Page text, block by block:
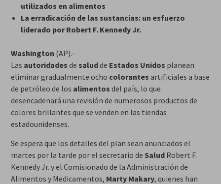
utilizados en alimentos
La erradicación de las sustancias: un esfuerzo
liderado por Robert F. Kennedy Jr.
Washington (AP).-
Las autoridades de saludde Estados Unidos planean
eliminar gradualmente ocho colorantes artificiales a base
de petróleo de los alimentos del país, lo que
desencadenará una revisión de numerosos productos de
colores brillantes que se venden en las tiendas
estadounidenses.
Se espera que los detalles del plan sean anunciados el
martes por la tarde por el secretario de SaludRobert F.
Kennedy Jr. y el Comisionado de la Administración de
Alimentos y Medicamentos, Marty Makary, quienes han